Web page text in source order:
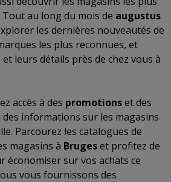
Tout au long du mois de augustus
les dernières nouveautés de
les plus reconnues, et
leurs détails près de chez vous à
accès à des promotionset des
des informations sur les magasins
Parcourez les catalogues de
magasins à Brugeset profitez de
économiser sur vos achats ce
vous fournissons des